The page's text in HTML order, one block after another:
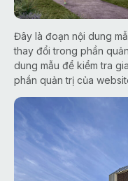
Đây là đoạn nội dung
thay đổi trong phần
dung mẫu để kiểm tra
phần quản trị của